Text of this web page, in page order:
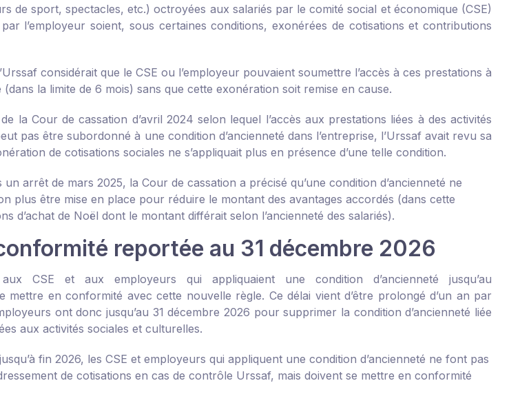
de sport, spectacles, etc.) octroyées aux salariés par le comité social et économique (CSE)
l’employeur soient, sous certaines conditions, exonérées de cotisations et contributions
considérait que le CSE ou l’employeur pouvaient soumettre l’accès à ces prestations à
(dans la limite de 6 mois) sans que cette exonération soit remise en cause.
la Cour de cassation d’avril 2024 selon lequel l’accès aux prestations liées à des activités
pas être subordonné à une condition d’ancienneté dans l’entreprise, l’Urssaf avait revu sa
de cotisations sociales ne s’appliquait plus en présence d’une telle condition.
un arrêt de mars 2025, la Cour de cassation a précisé qu’une condition d’ancienneté ne
plus être mise en place pour réduire le montant des avantages accordés (dans cette
d’achat de Noël dont le montant différait selon l’ancienneté des salariés).
reportée au 31 décembre 2026
CSE et aux employeurs qui appliquaient une condition d’ancienneté jusqu’au
mettre en conformité avec cette nouvelle règle. Ce délai vient d’être prolongé d’un an par
ont donc jusqu’au 31 décembre 2026 pour supprimer la condition d’ancienneté liée
aux activités sociales et culturelles.
jusqu’à fin 2026, les CSE et employeurs qui appliquent une condition d’ancienneté ne font pas
de cotisations en cas de contrôle Urssaf, mais doivent se mettre en conformité